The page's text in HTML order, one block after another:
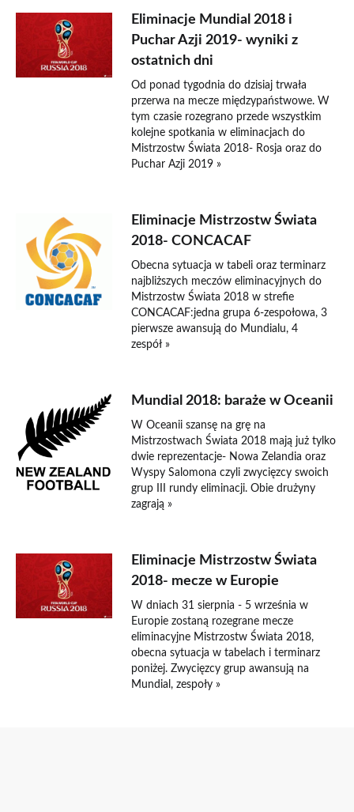
Eliminacje Mundial 2018 i
Puchar Azji 2019- wyniki z
ostatnich dni
Od ponad tygodnia do dzisiaj trwała
przerwa na mecze międzypaństwowe. W
tym czasie rozegrano przede wszystkim
kolejne spotkania w eliminacjach do
Mistrzostw Świata 2018- Rosja oraz do
Puchar Azji 2019 »
Eliminacje Mistrzostw Świata
2018- CONCACAF
Obecna sytuacja w tabeli oraz terminarz
najbliższych meczów eliminacyjnych do
Mistrzostw Świata 2018 w strefie
CONCACAF:jedna grupa 6-zespołowa, 3
pierwsze awansują do Mundialu, 4
zespół »
Mundial 2018: baraże w Oceanii
W Oceanii szansę na grę na
Mistrzostwach Świata 2018 mają już tylko
dwie reprezentacje- Nowa Zelandia oraz
Wyspy Salomona czyli zwycięzcy swoich
grup III rundy eliminacji. Obie drużyny
zagrają »
Eliminacje Mistrzostw Świata
2018- mecze w Europie
W dniach 31 sierpnia - 5 września w
Europie zostaną rozegrane mecze
eliminacyjne Mistrzostw Świata 2018,
obecna sytuacja w tabelach i terminarz
poniżej. Zwycięzcy grup awansują na
Mundial, zespoły »